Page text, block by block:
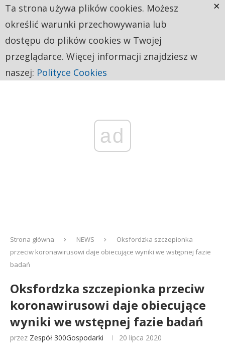
ad
Strona główna NEWS
Oksfordzka szczepionka
przeciw koronawirusowi daje obiecujące wyniki we wstępnej fazie
badań
Oksfordzka szczepionka przeciw
koronawirusowi daje obiecujące
wyniki we wstępnej fazie badań
przez Zespół 300Gospodarki 20 lipca 2020
Ta strona używa plików cookies. Możesz
określić warunki przechowywania lub
dostępu do plików cookies w Twojej
przeglądarce. Więcej informacji znajdziesz w
naszej: Polityce Cookies
×